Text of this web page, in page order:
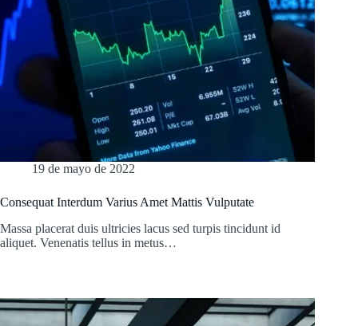
19 de mayo de 2022
Consequat Interdum Varius Amet Mattis Vulputate
Massa placerat duis ultricies lacus sed turpis tincidunt id
aliquet. Venenatis tellus in metus…